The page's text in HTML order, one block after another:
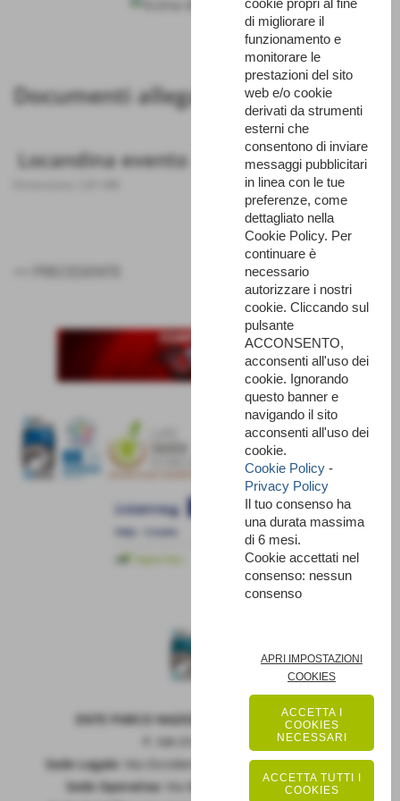
Documenti allegati
Locandina evento
SUCCESSIVO >>
ENTE PARCO NAZIONALE DELLA MAIELLA
Sede Legale:
Via Occidentale 6, GUARDIAGRELE (Ch)
Sede Operativa:
Via Badia 28, SULMONA (Aq)
di migliorare il
funzionamento e
monitorare le
prestazioni del sito
web e/o cookie
derivati da strumenti
esterni che
consentono di inviare
messaggi pubblicitari
in linea con le tue
preferenze, come
dettagliato nella
Cookie Policy. Per
continuare è
necessario
autorizzare i nostri
cookie. Cliccando sul
pulsante
ACCONSENTO,
acconsenti all'uso dei
cookie. Ignorando
questo banner e
navigando il sito
acconsenti all'uso dei
cookie.
Cookie Policy -
Privacy Policy
Il tuo consenso ha
una durata massima
di 6 mesi.
Cookie accettati nel
consenso: nessun
consenso
APRI IMPOSTAZIONI
COOKIES
ACCETTA I
COOKIES
NECESSARI
ACCETTA TUTTI I
COOKIES